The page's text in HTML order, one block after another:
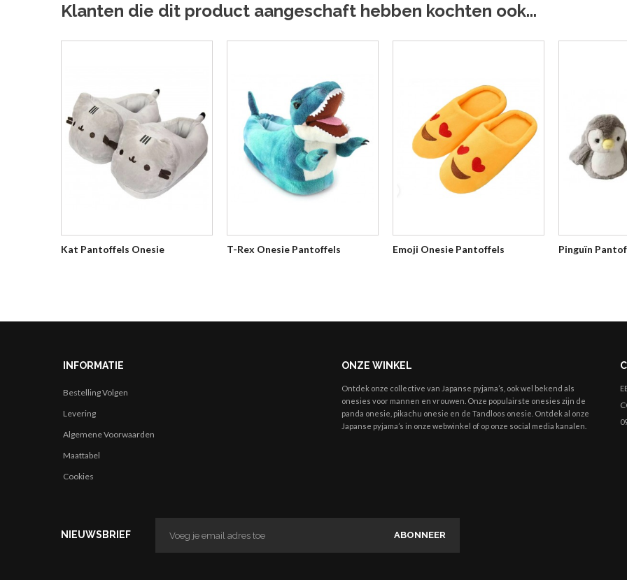
Klanten die dit product aangeschaft hebben kochten ook...
Kat Pantoffels Onesie T-Rex Onesie Pantoffels Emoji Onesie Pantoffels Pinguïn
INFORMATIE
Bestelling Volgen
Levering
Algemene Voorwaarden
Maattabel
Cookies
ONZE WINKEL
Ontdek onze collective van Japanse pyjama’s, ook wel bekend als
onesies voor mannen en vrouwen. Onze populairste onesies zijn de
panda onesie, pikachu onesie en de Tandloos onesie. Ontdek al onze
Japanse pyjama’s in onze webwinkel of op onze social media kanalen.
NIEUWSBRIEF ABONNEER